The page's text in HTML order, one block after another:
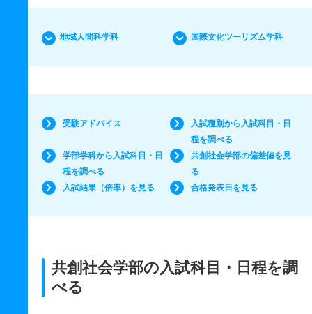
地域人間科学科 国際文化ツーリズム学科
受験アドバイス
入試種別から入試科目・日
程を調べる
学部学科から入試科目・日
程を調べる
共創社会学部の偏差値を見
る
入試結果（倍率）を見る
合格発表日を見る
共創社会学部の入試科目・日程を調
べる